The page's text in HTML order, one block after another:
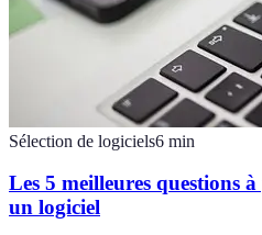
Sélection de logiciels6 min
Les 5 meilleures questions
un logiciel